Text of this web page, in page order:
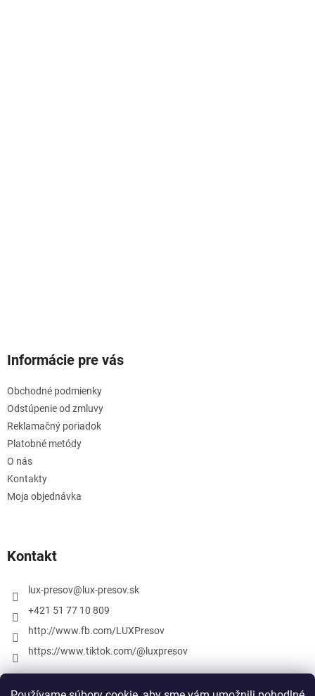
Informácie pre vás
Obchodné podmienky
Odstúpenie od zmluvy
Reklamačný poriadok
Platobné metódy
O nás
Kontakty
Moja objednávka
Kontakt
lux-presov@ lux-presov.sk
+421 51 77 10 809
http://www.fb.com/LUXPresov
https://www.tiktok.com/@luxpresov